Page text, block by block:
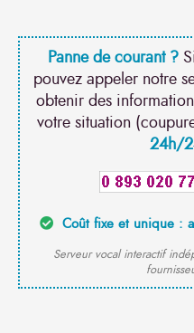
Panne de courant ?
pouvez appeler notre
obtenir des
votre situation
24h/
Coût fixe et unique :
Serveur vocal interactif